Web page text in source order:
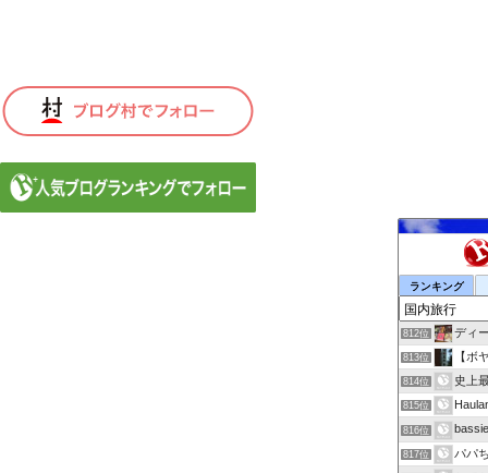
ランキング
812位 ディ
813位 【ボ
814位 史上最
815位
816位
817位 パパ